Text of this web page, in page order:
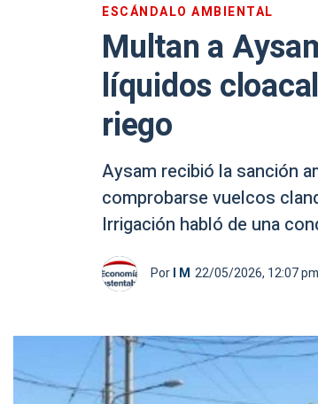
ESCÁNDALO AMBIENTAL
Multan a
líquidos
riego
Aysam recibió la sanción
comprobarse vuelcos
Irrigación habló de una
PorI M 22/05/2026, 12:07 pm